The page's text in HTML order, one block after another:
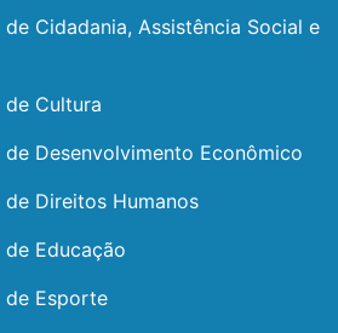
Cidadania, Assistência Social e
de Cultura
Desenvolvimento Econômico
Direitos Humanos
Educação
de Esporte